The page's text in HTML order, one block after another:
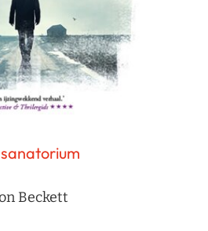
Beckett